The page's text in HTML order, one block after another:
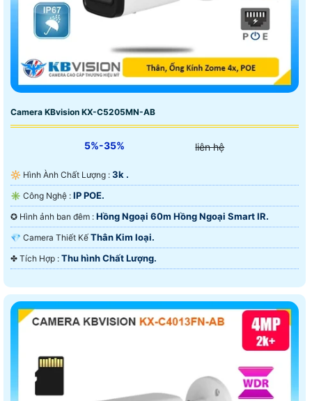
Camera KBvision KX-C5205MN-AB
5%-35% liên hệ
🔆 Hình Ành Chất Lượng : 3k .
✳️ Công Nghệ : IP POE.
✪ Hình ảnh ban đêm : Hồng Ngoại 60m Hồng Ngoại Smart IR.
💎 Camera Thiết Kế Thân Kim loại.
️✤ Tích Hợp : Thu hình Chất Lượng.